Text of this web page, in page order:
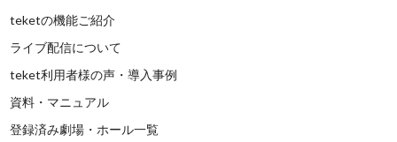
teketの機能ご紹介
ライブ配信について
teket利用者様の声・導入事例
資料・マニュアル
登録済み劇場・ホール一覧